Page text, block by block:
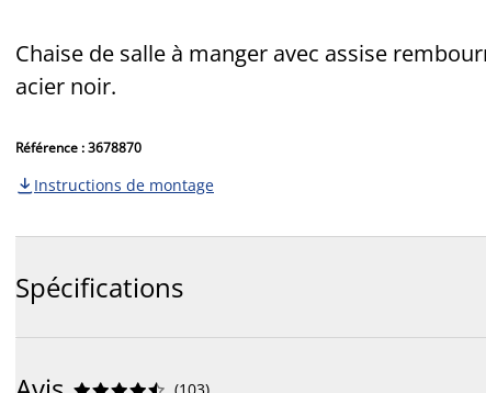
Chaise de salle à manger avec assise
acier noir.
Référence : 3678870
 Instructions de montage
Spécifications